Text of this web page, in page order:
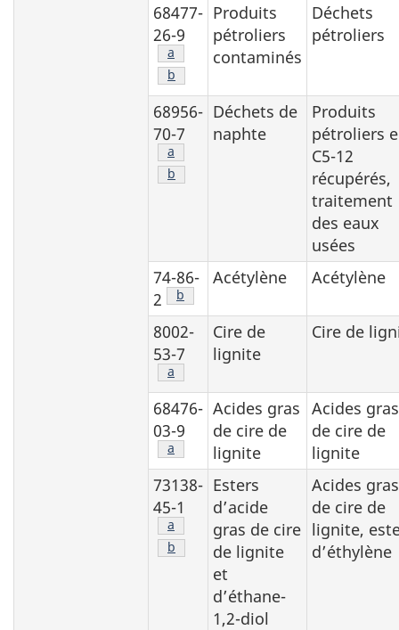
68477-
26-9
Note de bas de page
a
Note de bas de page
b
Produits
pétroliers
contaminés
Déchets
pétroliers
68956-
70-7
Note de bas de page
a
Note de bas de page
b
Déchets de
naphte
Produits
pétroliers
C5-12
récupérés,
traitement
des eaux
usées
74-86-
2
Note de bas de page
b
Acétylène Acétylène
8002-
53-7
Note de bas de page
a
Cire de
lignite
Cire de
68476-
03-9
Note de bas de page
a
Acides gras
de cire de
lignite
Acides gras
de cire de
lignite
73138-
45-1
Note de bas de page
a
Note de bas de page
b
Esters
d’acide
gras de cire
de lignite
et
d’éthane-
1,2-diol
Acides gras
de cire de
lignite,
d’éthylène